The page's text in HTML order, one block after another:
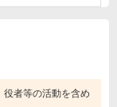
役者等の活動を含め